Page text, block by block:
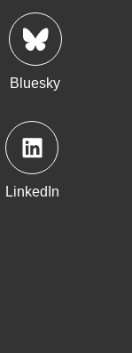
Bluesky
LinkedIn